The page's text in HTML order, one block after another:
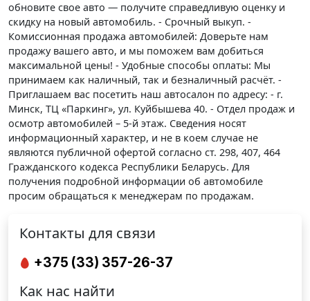
обновите свое авто — получите справедливую оценку и
скидку на новый автомобиль. - Срочный выкуп. -
Комиссионная продажа автомобилей: Доверьте нам
продажу вашего авто, и мы поможем вам добиться
максимальной цены! - Удобные способы оплаты: Мы
принимаем как наличный, так и безналичный расчёт. -
Приглашаем вас посетить наш автосалон по адресу: - г.
Минск, ТЦ «Паркинг», ул. Куйбышева 40. - Отдел продаж и
осмотр автомобилей – 5-й этаж. Сведения носят
информационный характер, и не в коем случае не
являются публичной офертой согласно ст. 298, 407, 464
Гражданского кодекса Республики Беларусь. Для
получения подробной информации об автомобиле
просим обращаться к менеджерам по продажам.
Контакты для связи
+375 (33) 357-26-37
Как нас найти